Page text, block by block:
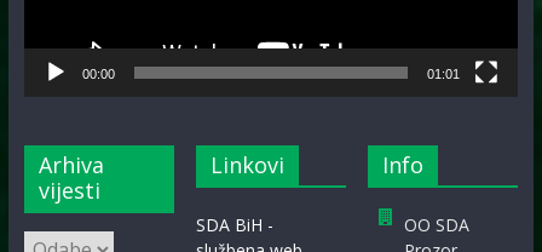
00:00 01:01
Arhiva
vijesti
Arhiva
Linkovi
SDA BiH -
Info
OO SDA